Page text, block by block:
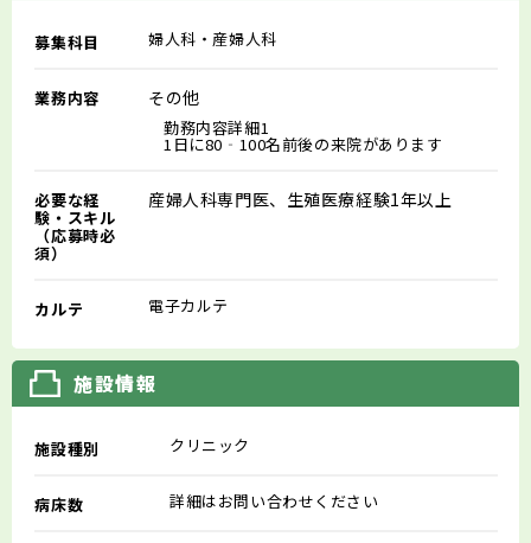
募集科目 婦人科・産婦人科
業務内容 その他
勤務内容詳細1
1日に80‐100名前後の来院があります
必要な経
験・スキル
（応募時必
須）
産婦人科専門医、生殖医療経験1年以上
カルテ 電子カルテ
施設情報
施設種別 クリニック
病床数 詳細はお問い合わせください